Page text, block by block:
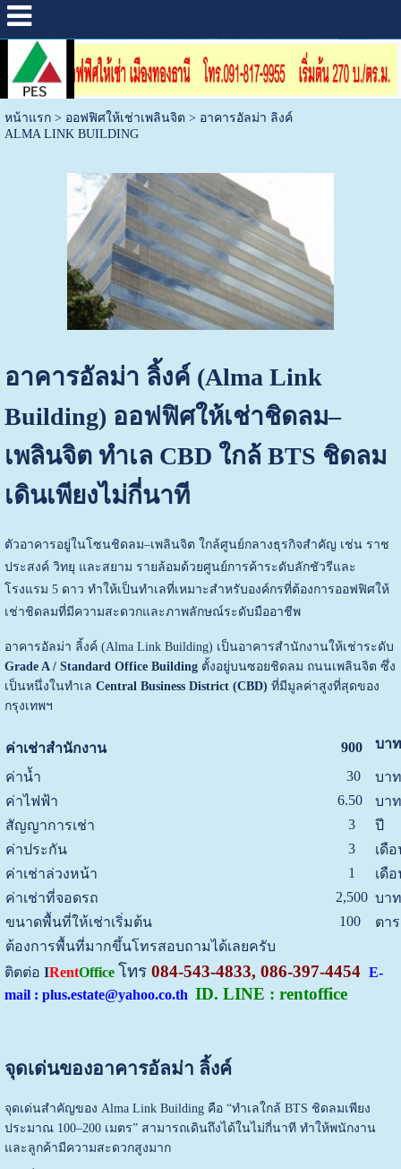
หน้าแรก> ออฟฟิศให้เช่าเพลินจิต > อาคารอัลม่า ลิงค์
ALMA LINK BUILDING
อาคารอัลม่า ลิ้งค์ (Alma Link
Building) ออฟฟิศให้เช่าชิดลม–
เพลินจิต ทำเล CBD ใกล้ BTS ชิดลม
เดินเพียงไม่กี่นาที
ตัวอาคารอยู่ในโซนชิดลม–เพลินจิต ใกล้ศูนย์กลางธุรกิจสำคัญ เช่น ราช
ประสงค์ วิทยุ และสยาม รายล้อมด้วยศูนย์การค้าระดับลักชัวรีและ
โรงแรม 5 ดาว ทำให้เป็นทำเลที่เหมาะสำหรับองค์กรที่ต้องการออฟฟิศให้
เช่าชิดลมที่มีความสะดวกและภาพลักษณ์ระดับมืออาชีพ
อาคารอัลม่า ลิ้งค์ (Alma Link Building) เป็นอาคารสำนักงานให้เช่าระดับ
Grade A / Standard Office Buildingตั้งอยู่บนซอยชิดลม ถนนเพลินจิต ซึ่ง
เป็นหนึ่งในทำเล Central Business District (CBD) ที่มีมูลค่าสูงที่สุดของ
กรุงเทพฯ
ค่าเช่าสำนักงาน 900 บา
ค่าน้ำ 30
บา
ค่าไฟฟ้า
6.50
บา
สัญญาการเช่า
3
ปี
ค่าประกัน
3
เดื
ค่าเช่าล่วงหน้า
1
เดื
ค่าเช่าที่จอดรถ
2,500 บา
ขนาดพื้นที่ให้เช่าเริ่มต้น
100
ตา
ต้องการพื้นที่มากขึ้นโทรสอบถามได้เลยครับ
ติตต่อ IRentOffice โทร084-543-4833, 086-397-4454 E-
mail : plus.estate@yahoo.co.th ID. LINE : rentoffice
จุดเด่นของอาคารอัลม่า ลิ้งค์
จุดเด่นสำคัญของ Alma Link Building คือ “ทำเลใกล้ BTS ชิดลมเพียง
ประมาณ 100–200 เมตร” สามารถเดินถึงได้ในไม่กี่นาที ทำให้พนักงาน
และลูกค้ามีความสะดวกสูงมาก